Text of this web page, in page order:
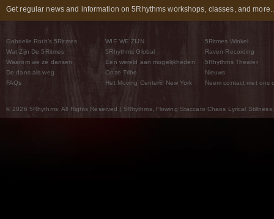
Get regular news and information on 5Rhythms workshops, classes, and
Gabrielle Roth’s 5Ritmes
Wat Zijn De 5Ritmes
Waarom we ze dansen
De dans als weg
FAQs
WIE WE ZIJN
5Rhythms Global
Een wereld aan mogelijkheden
Onze Tribe
Het Moving Center® New York
5Ritmes Winkel
Raven Recording
5Rhythms Theater
Nieuws
Neem contact met ons
© 2026 5Rhythms. All Rights Reserved | 5Rhythms, Flowing Staccato Chaos Lyrical